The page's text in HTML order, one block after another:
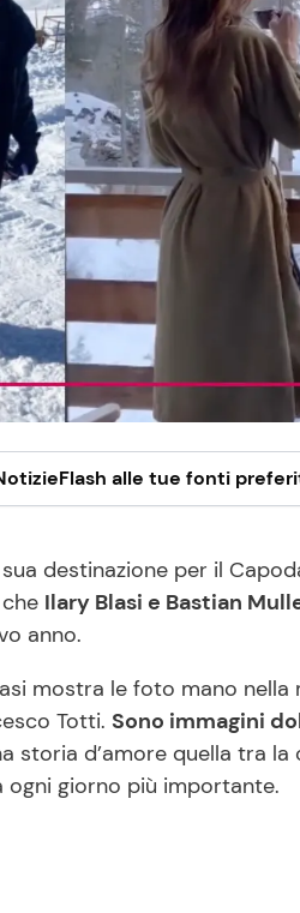
alle tue fonti
destinazione per il
Ilary Blasi e Bastian
anno.
mostra le foto mano
Totti. Sono immagini
storia d’amore quella tra
ogni giorno più importante.